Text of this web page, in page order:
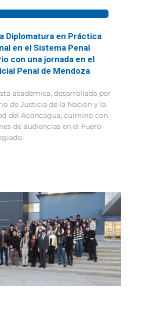
Diplomatura en Práctica
en el Sistema Penal
con una jornada en el
Penal de Mendoza
académica, desarrollada por
de Justicia de la Nación y la
del Aconcagua, culminó con
de audiencias en el Fuero